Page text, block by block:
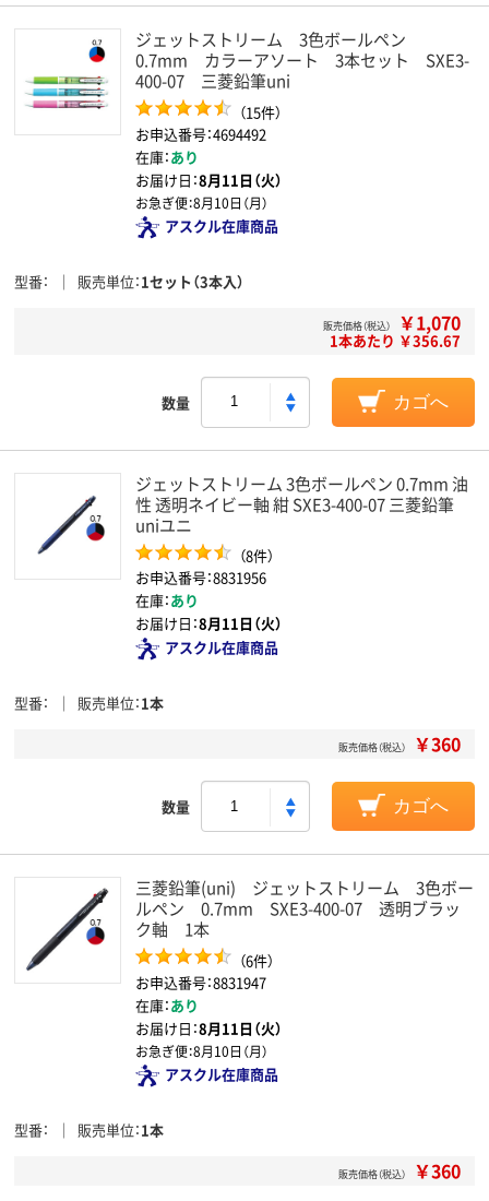
ジェットストリーム 3色ボールペン
0.7mm カラーアソート 3本セット SXE3-
400-07 三菱鉛筆uni
（15件）
お申込番号：4694492
在庫：あり
お届け日：8月11日（火）
お急ぎ便：8月10日（月）
アスクル在庫商品
型番 販売単位 1セット（3本入）
販売価格（税込） ￥1,070
1本あたり ￥356.67
数量 カゴへ
ジェットストリーム 3色ボールペン 0.7mm 油
性 透明ネイビー軸 紺 SXE3-400-07 三菱鉛筆
uniユニ
（8件）
お申込番号：8831956
在庫：あり
お届け日：8月11日（火）
アスクル在庫商品
型番 販売単位 1本
販売価格（税込） ￥360
数量 カゴへ
三菱鉛筆(uni) ジェットストリーム 3色ボー
ルペン 0.7mm SXE3-400-07 透明ブラッ
ク軸 1本
（6件）
お申込番号：8831947
在庫：あり
お届け日：8月11日（火）
お急ぎ便：8月10日（月）
アスクル在庫商品
型番 販売単位 1本
販売価格（税込） ￥360